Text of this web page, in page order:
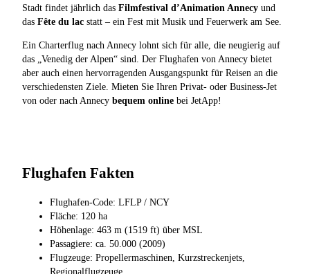
Stadt findet jährlich das Filmfestival d’Animation Annecy und
das Fête du lac statt – ein Fest mit Musik und Feuerwerk am See.
Ein Charterflug nach Annecy lohnt sich für alle, die neugierig auf
das „Venedig der Alpen“ sind. Der Flughafen von Annecy bietet
aber auch einen hervorragenden Ausgangspunkt für Reisen an die
verschiedensten Ziele. Mieten Sie Ihren Privat- oder Business-Jet
von oder nach Annecy bequem online bei JetApp!
Flughafen Fakten
Flughafen-Code: LFLP / NCY
Fläche: 120 ha
Höhenlage: 463 m (1519 ft) über MSL
Passagiere: ca. 50.000 (2009)
Flugzeuge: Propellermaschinen, Kurzstreckenjets,
Regionalflugzeuge